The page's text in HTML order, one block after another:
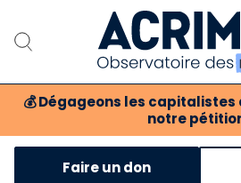
💰 Dégageons les capitalistes
notre
Notre
Notre critique
Faire un don